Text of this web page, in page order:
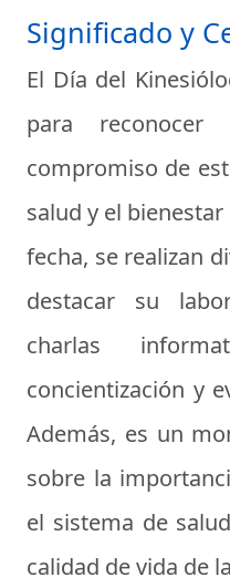
Significado y
El Día del
para
compromiso de
salud y el
fecha, se realizan
destacar su
charlas
concientización y
Además, es un
sobre la
el sistema de
calidad de vida de